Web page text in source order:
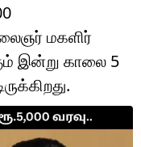
மகளிர்
இன்று காலை 5